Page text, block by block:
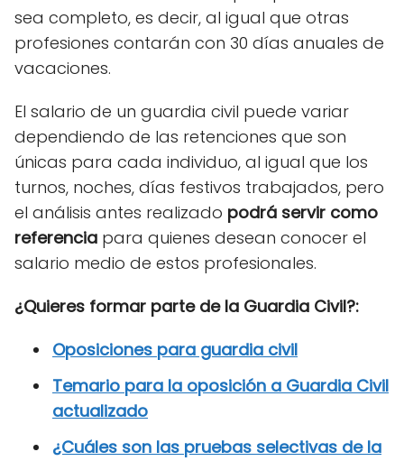
sea completo, es decir, al igual que otras
profesiones contarán con 30 días anuales de
vacaciones.
El salario de un guardia civil puede variar
dependiendo de las retenciones que son
únicas para cada individuo, al igual que los
turnos, noches, días festivos trabajados, pero
el análisis antes realizado podrá servir como
referencia para quienes desean conocer el
salario medio de estos profesionales.
¿Quieres formar parte de la Guardia Civil?:
Oposiciones para guardia civil
Temario para la oposición a Guardia Civil
actualizado
¿Cuáles son las pruebas selectivas de la